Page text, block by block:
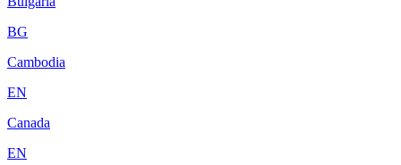
BG
Cambodia
EN
Canada
EN